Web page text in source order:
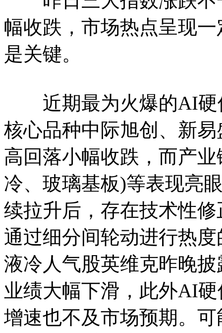
幅收跌，市场热点呈现
是关键。
近期最为火爆的AI硬
核心品种中际旭创、新
高回落小幅收跌，而产
冷、玻璃基板)等表现亮
续拉升后，存在技术性
通过细分间轮动进行热
液冷人气股英维克昨晚
业绩大幅下滑，此外AI
增速也不及市场预期。